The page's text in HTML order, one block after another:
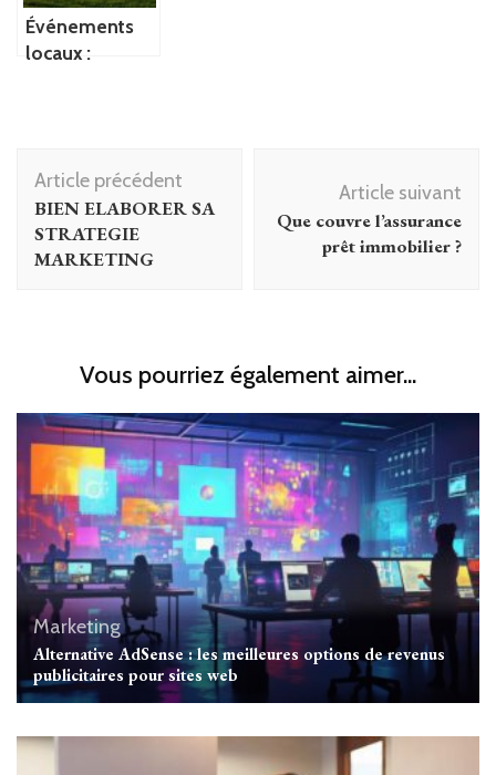
referencement
Événements
locaux :
est une
solution
rentable pour
votre terrain ?
Navigation
d'article
Article précédent
BIEN ELABORER SA
STRATEGIE
MARKETING
Article suivant
Que couvre l’assurance
prêt immobilier ?
Vous pourriez également aimer...
Marketing
Alternative AdSense : les meilleures options de revenus
publicitaires pour sites web